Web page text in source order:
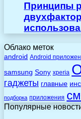
Принципы
Облако меток
android Android
samsung Sony xperia
гаджеты главные
подборка приложения
Популярные